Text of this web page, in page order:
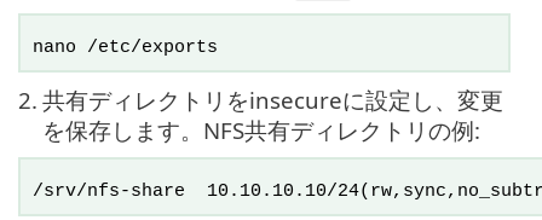
nano /etc/exports
2. 共有ディレクトリをinsecureに設定し、変更
を保存します。NFS共有ディレクトリの例:
/srv/nfs-share 10.10.10.10/